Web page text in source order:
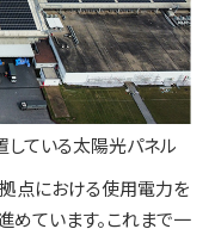
している太陽光パネル
点における使用電力を
ています。これまで一